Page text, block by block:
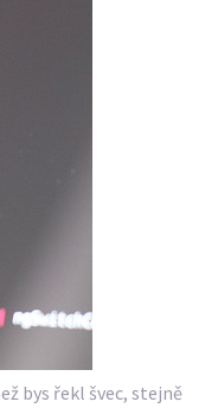
bys řekl švec, stejně